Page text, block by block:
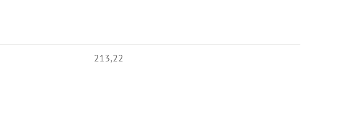
213,22